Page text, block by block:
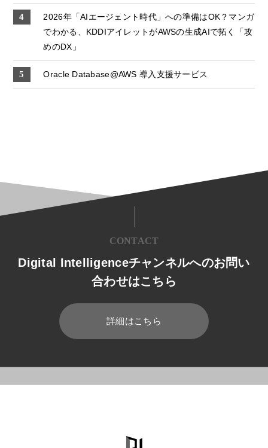
2026年「AIエージェント時代」への準備はOK？マンガ
でわかる、KDDIアイレットがAWSの生成AIで拓く「攻
めのDX」
Oracle Database@AWS 導入支援サービス
CONTACT
Digital Intelligenceチャンネルへのお問い
合わせはこちら
詳細はこちら